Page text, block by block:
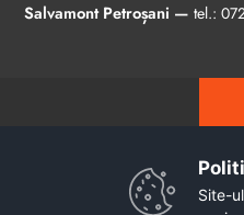
Salvamont Petroșani — tel.:
Site-